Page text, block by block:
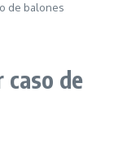
de balones
caso de